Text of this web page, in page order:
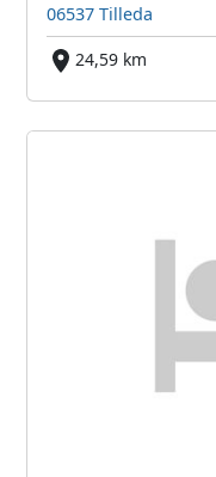
06537 Tilleda
24,59 km